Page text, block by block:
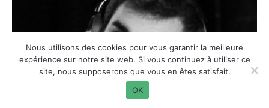
Nous utilisons des cookies pour vous garantir la meilleure
expérience sur notre site web. Si vous continuez à utiliser ce
site, nous supposerons que vous en êtes satisfait.
OK